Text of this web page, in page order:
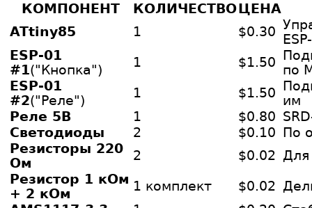
КОМПОНЕНТ КОЛИЧЕСТВО ЦЕНА
ATtiny85
1 $0.30
ESP-01
#1("Кнопка")
1 $1.50
по
ESP-01
#2("Реле")
1 $1.50
им
Реле 5В
1 $0.80
Светодиоды
2 $0.10
По
Резисторы 220
Ом
2 $0.02 Для
Резистор 1 кОм
+ 2 кОм
1 комплект $0.02